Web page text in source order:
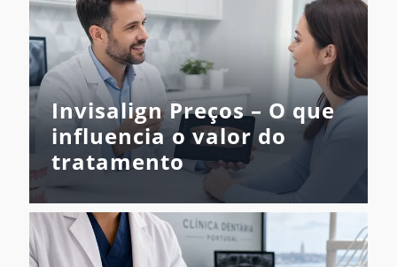
Invisalign Preços – O que
influencia o valor do
tratamento